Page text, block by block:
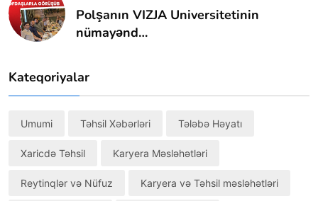
Polşanın VIZJA Universitetinin
nümayənd…
Kateqoriyalar
Umumi Təhsil Xəbərləri Tələbə Həyatı
Xaricdə Təhsil Karyera Məsləhətləri
Reytinqlər və Nüfuz Karyera və Təhsil məsləhətləri